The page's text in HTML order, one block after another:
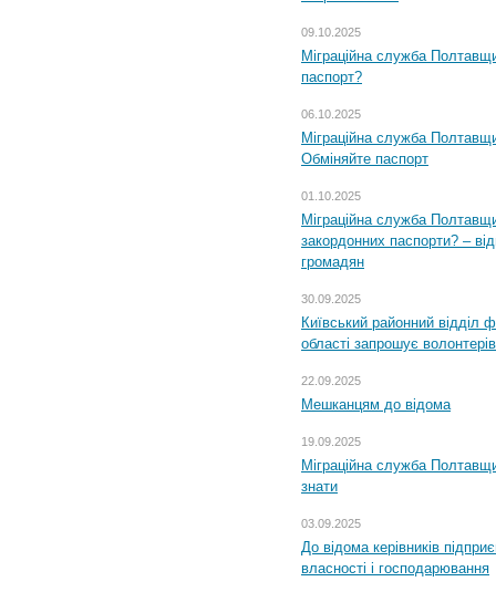
09.10.2025
Міграційна служба
паспорт?
06.10.2025
Міграційна служба
Обміняйте паспорт
01.10.2025
Міграційна служба
закордонних паспорти? –
громадян
30.09.2025
Київський районний відділ
області запрошує
22.09.2025
Мешканцям до відома
19.09.2025
Міграційна служба
знати
03.09.2025
До відома керівників
власності і господарювання